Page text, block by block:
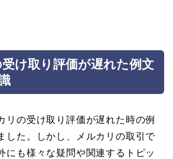
け取り評価が遅れた例文
リの受け取り評価が遅れた時の例
した。しかし、メルカリの取引で
にも様々な疑問や関連するトピッ